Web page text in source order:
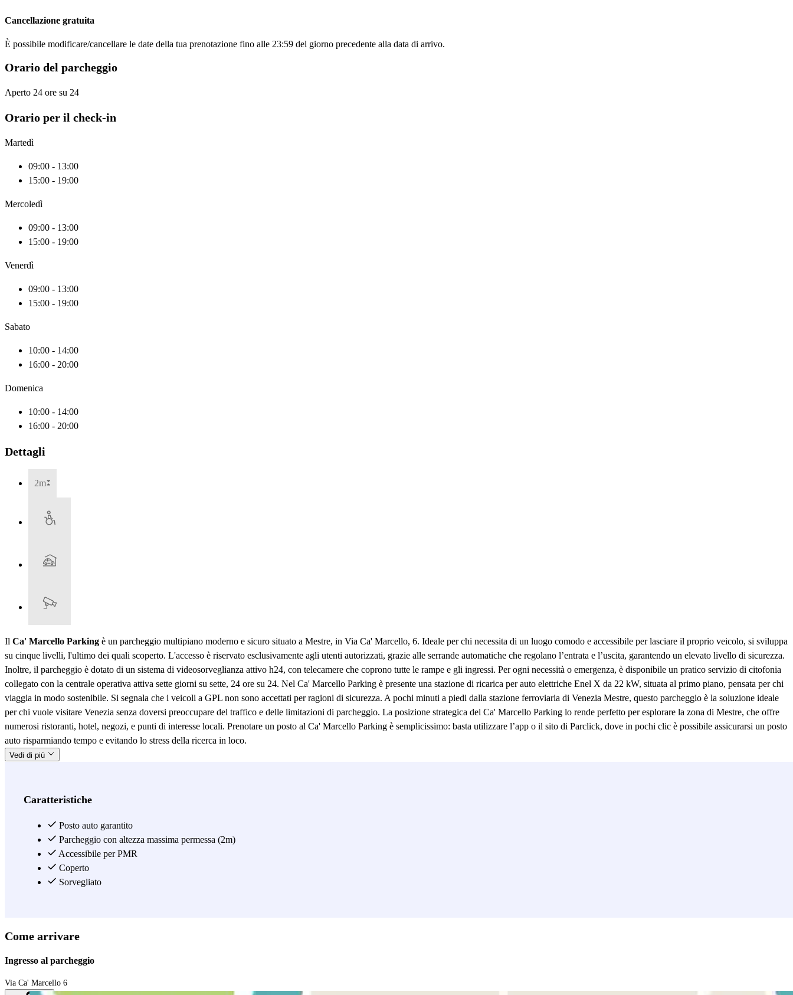
Cancellazione gratuita
È possibile modificare/cancellare le date della tua prenotazione fino alle 23:59 del giorno precedente alla data di arrivo.
Orario del parcheggio
Aperto 24 ore su 24
Orario per il check-in
Martedì
09:00 - 13:00
15:00 - 19:00
Mercoledì
09:00 - 13:00
15:00 - 19:00
Venerdì
09:00 - 13:00
15:00 - 19:00
Sabato
10:00 - 14:00
16:00 - 20:00
Domenica
10:00 - 14:00
16:00 - 20:00
Dettagli
2m
Il Ca' Marcello Parking è un parcheggio multipiano moderno e sicuro situato a Mestre, in Via Ca' Marcello, 6. Ideale per chi necessita di un luogo comodo e accessibile per lasciare il proprio veicolo, si sviluppa
su cinque livelli, l'ultimo dei quali scoperto. L'accesso è riservato esclusivamente agli utenti autorizzati, grazie alle serrande automatiche che regolano l’entrata e l’uscita, garantendo un elevato livello di sicurezza.
Inoltre, il parcheggio è dotato di un sistema di videosorveglianza attivo h24, con telecamere che coprono tutte le rampe e gli ingressi. Per ogni necessità o emergenza, è disponibile un pratico servizio di citofonia
collegato con la centrale operativa attiva sette giorni su sette, 24 ore su 24. Nel Ca' Marcello Parking è presente una stazione di ricarica per auto elettriche Enel X da 22 kW, situata al primo piano, pensata per chi
viaggia in modo sostenibile. Si segnala che i veicoli a GPL non sono accettati per ragioni di sicurezza. A pochi minuti a piedi dalla stazione ferroviaria di Venezia Mestre, questo parcheggio è la soluzione ideale
per chi vuole visitare Venezia senza doversi preoccupare del traffico e delle limitazioni di parcheggio. La posizione strategica del Ca' Marcello Parking lo rende perfetto per esplorare la zona di Mestre, che offre
numerosi ristoranti, hotel, negozi, e punti di interesse locali. Prenotare un posto al Ca' Marcello Parking è semplicissimo: basta utilizzare l’app o il sito di Parclick, dove in pochi clic è possibile assicurarsi un posto
auto risparmiando tempo e evitando lo stress della ricerca in loco.
Vedi di più
Caratteristiche
Posto auto garantito
Parcheggio con altezza massima permessa (2m)
Accessibile per PMR
Coperto
Sorvegliato
Come arrivare
Ingresso al parcheggio
Via Ca' Marcello 6